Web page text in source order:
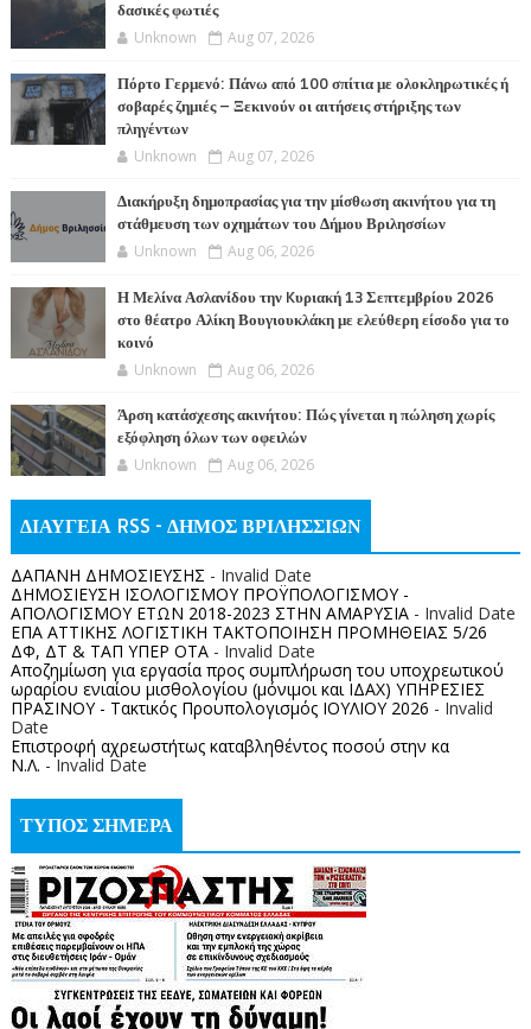
δασικές φωτιές
Unknown Aug 07, 2026
Πόρτο Γερμενό: Πάνω από 100 σπίτια με ολοκληρωτικές ή
σοβαρές ζημιές – Ξεκινούν οι αιτήσεις στήριξης των
πληγέντων
Unknown Aug 07, 2026
Διακήρυξη δημοπρασίας για την μίσθωση ακινήτου για τη
στάθμευση των οχημάτων του Δήμου Βριλησσίων
Unknown Aug 06, 2026
Η Μελίνα Ασλανίδου την Kυριακή 13 Σεπτεμβρίου 2026
στο θέατρο Αλίκη Βουγιουκλάκη με ελεύθερη είσοδο για το
κοινό
Unknown Aug 06, 2026
Άρση κατάσχεσης ακινήτου: Πώς γίνεται η πώληση χωρίς
εξόφληση όλων των οφειλών
Unknown Aug 06, 2026
ΔΙΑΥΓΕΙΑ RSS - ΔΗΜΟΣ ΒΡΙΛΗΣΣΙΩΝ
ΔΑΠΑΝΗ ΔΗΜΟΣΙΕΥΣΗΣ - Invalid Date
ΔΗΜΟΣΙΕΥΣΗ ΙΣΟΛΟΓΙΣΜΟΥ ΠΡΟΫΠΟΛΟΓΙΣΜΟΥ -
ΑΠΟΛΟΓΙΣΜΟΥ ΕΤΩΝ 2018-2023 ΣΤΗΝ ΑΜΑΡΥΣΙΑ- Invalid Date
ΕΠΑ ΑΤΤΙΚΗΣ ΛΟΓΙΣΤΙΚΗ ΤΑΚΤΟΠΟΙΗΣΗ ΠΡΟΜΗΘΕΙΑΣ 5/26
ΔΦ, ΔΤ & ΤΑΠ ΥΠΕΡ ΟΤΑ- Invalid Date
Αποζημίωση για εργασία προς συμπλήρωση του υποχρεωτικού
ωραρίου ενιαίου μισθολογίου (μόνιμοι και ΙΔΑΧ) ΥΠΗΡΕΣΙΕΣ
ΠΡΑΣΙΝΟΥ - Τακτικός Προυπολογισμός ΙΟΥΛΙΟΥ 2026 - Invalid
Date
Επιστροφή αχρεωστήτως καταβληθέντος ποσoύ στην κα
Ν.Λ. - Invalid Date
ΤΥΠΟΣ ΣΗΜΕΡΑ